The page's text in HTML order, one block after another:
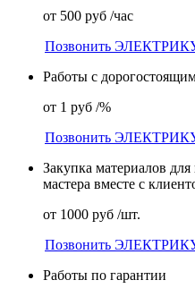
от 500 руб /час
Позвонить
Работы с
от 1 руб /%
Позвонить
Закупка материалов
мастера вместе с
от 1000 руб /шт.
Позвонить
Работы по гарантии